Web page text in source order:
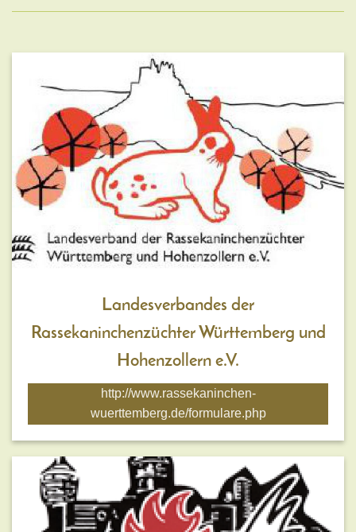
Landesverbandes der
Rassekaninchenzüchter Württemberg und
Hohenzollern e.V.
http://www.rassekaninchen-
wuerttemberg.de/formulare.php